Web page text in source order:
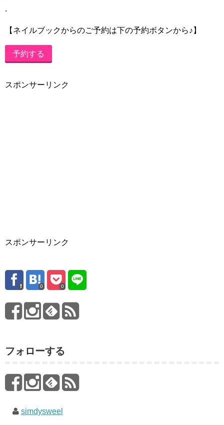
.
【ネイルブックからのご予約は下の予約ボタンから♪】
予約する
スポンサーリンク
スポンサーリンク
0 0
フォローする
simdysweel